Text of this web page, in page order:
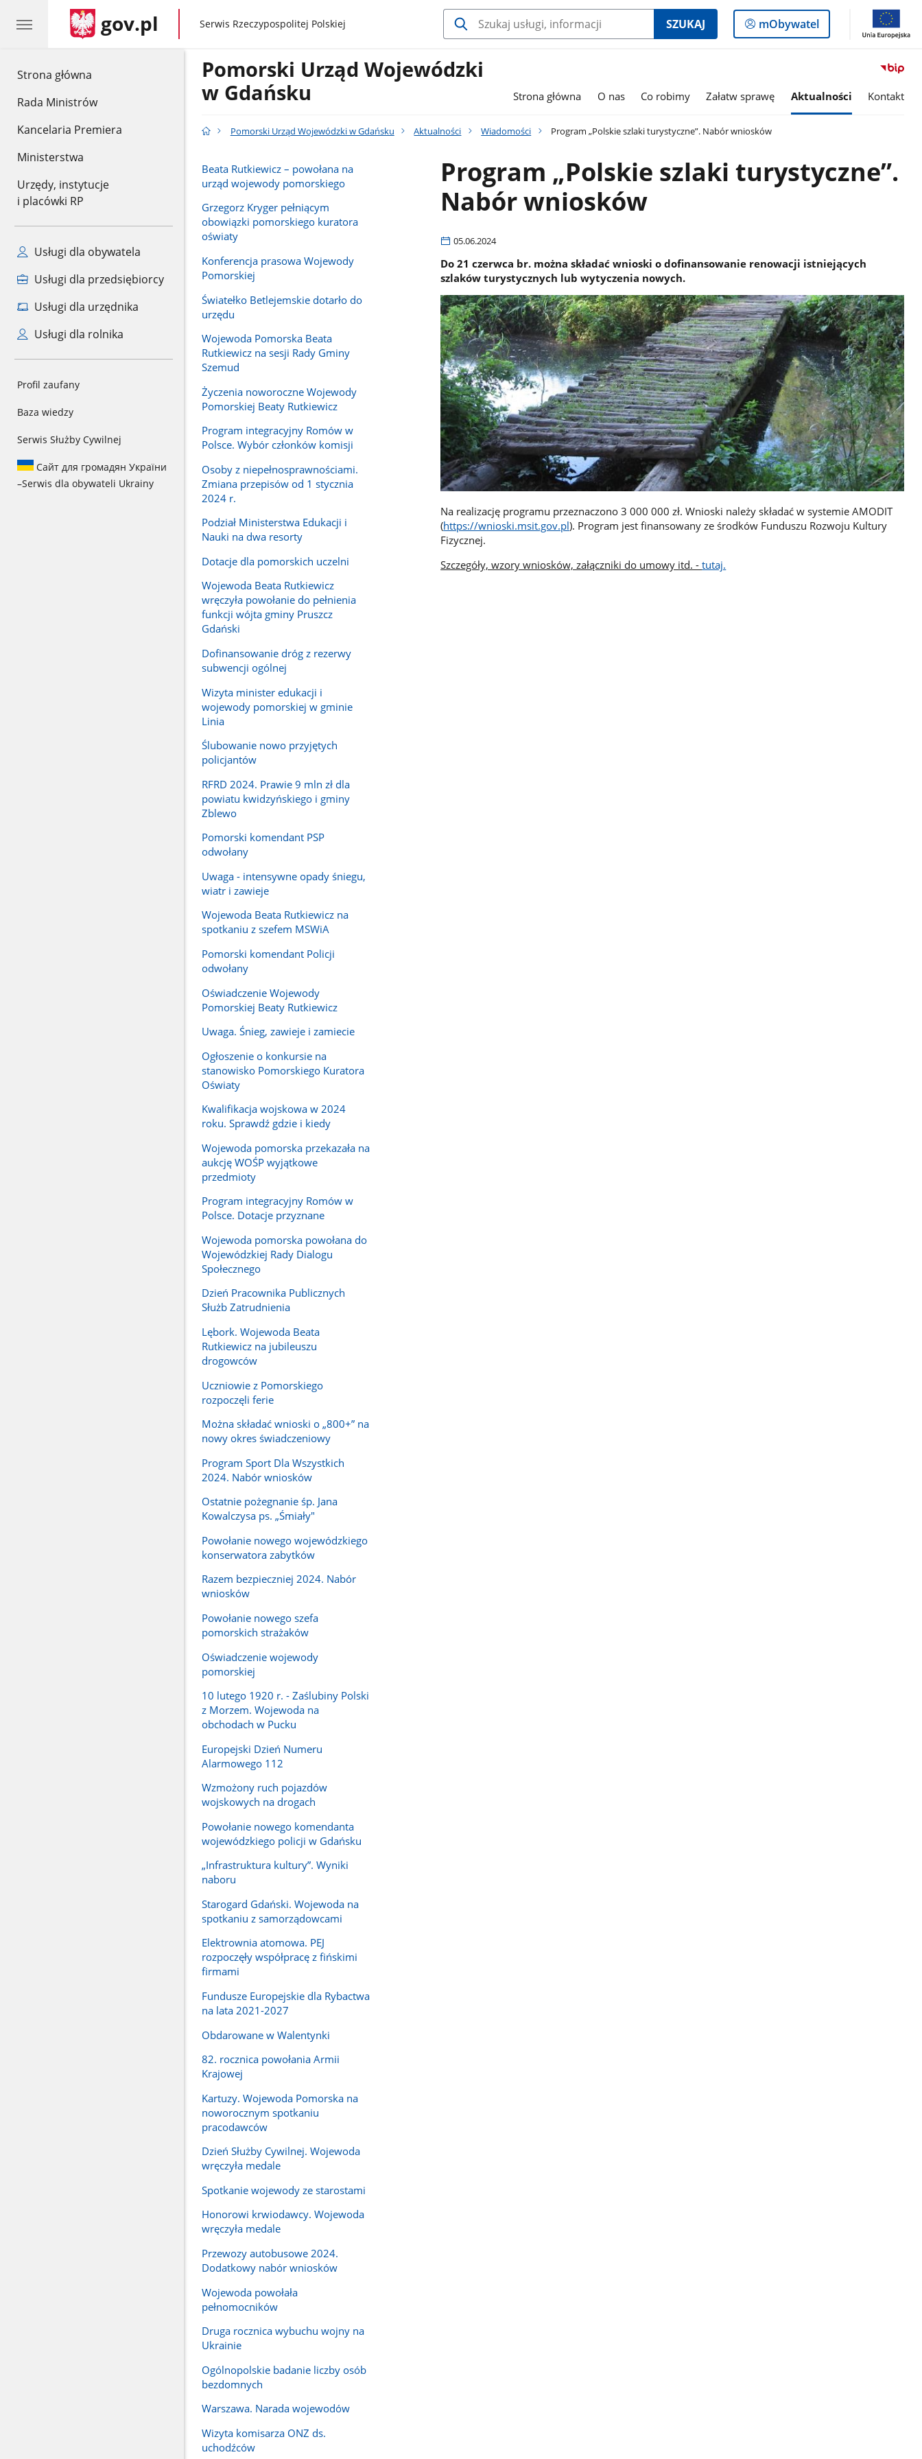
Strona główna
Rada Ministrów
Kancelaria Premiera
Ministerstwa
Urzędy, instytucje
i placówki RP
Usługi dla obywatela
Usługi dla przedsiębiorcy
Usługi dla urzędnika
Usługi dla rolnika
Profil zaufany
Baza wiedzy
Serwis Służby Cywilnej
Сайт для громадян України
–Serwis dla obywateli Ukrainy
gov.pl gov.pl
Serwis Rzeczypospolitej Polskiej SZUKAJ
Logowanie
do
mObywatel
Pomorski Urząd Wojewódzki
w Gdańsku
Strona główna O nas Co robimy Załatw sprawę Aktualności Kontakt
Pomorski Urząd Wojewódzki w Gdańsku Aktualności Wiadomości Program „Polskie szlaki turystyczne”. Nabór wniosków
Beata Rutkiewicz – powołana na
urząd wojewody pomorskiego
Grzegorz Kryger pełniącym
obowiązki pomorskiego kuratora
oświaty
Konferencja prasowa Wojewody
Pomorskiej
Światełko Betlejemskie dotarło do
urzędu
Wojewoda Pomorska Beata
Rutkiewicz na sesji Rady Gminy
Szemud
Życzenia noworoczne Wojewody
Pomorskiej Beaty Rutkiewicz
Program integracyjny Romów w
Polsce. Wybór członków komisji
Osoby z niepełnosprawnościami.
Zmiana przepisów od 1 stycznia
2024 r.
Podział Ministerstwa Edukacji i
Nauki na dwa resorty
Dotacje dla pomorskich uczelni
Wojewoda Beata Rutkiewicz
wręczyła powołanie do pełnienia
funkcji wójta gminy Pruszcz
Gdański
Dofinansowanie dróg z rezerwy
subwencji ogólnej
Wizyta minister edukacji i
wojewody pomorskiej w gminie
Linia
Ślubowanie nowo przyjętych
policjantów
RFRD 2024. Prawie 9 mln zł dla
powiatu kwidzyńskiego i gminy
Zblewo
Pomorski komendant PSP
odwołany
Uwaga - intensywne opady śniegu,
wiatr i zawieje
Wojewoda Beata Rutkiewicz na
spotkaniu z szefem MSWiA
Pomorski komendant Policji
odwołany
Oświadczenie Wojewody
Pomorskiej Beaty Rutkiewicz
Uwaga. Śnieg, zawieje i zamiecie
Ogłoszenie o konkursie na
stanowisko Pomorskiego Kuratora
Oświaty
Kwalifikacja wojskowa w 2024
roku. Sprawdź gdzie i kiedy
Wojewoda pomorska przekazała na
aukcję WOŚP wyjątkowe
przedmioty
Program integracyjny Romów w
Polsce. Dotacje przyznane
Wojewoda pomorska powołana do
Wojewódzkiej Rady Dialogu
Społecznego
Dzień Pracownika Publicznych
Służb Zatrudnienia
Lębork. Wojewoda Beata
Rutkiewicz na jubileuszu
drogowców
Uczniowie z Pomorskiego
rozpoczęli ferie
Można składać wnioski o „800+” na
nowy okres świadczeniowy
Program Sport Dla Wszystkich
2024. Nabór wniosków
Ostatnie pożegnanie śp. Jana
Kowalczysa ps. „Śmiały"
Powołanie nowego wojewódzkiego
konserwatora zabytków
Razem bezpieczniej 2024. Nabór
wniosków
Powołanie nowego szefa
pomorskich strażaków
Oświadczenie wojewody
pomorskiej
10 lutego 1920 r. - Zaślubiny Polski
z Morzem. Wojewoda na
obchodach w Pucku
Europejski Dzień Numeru
Alarmowego 112
Wzmożony ruch pojazdów
wojskowych na drogach
Powołanie nowego komendanta
wojewódzkiego policji w Gdańsku
„Infrastruktura kultury”. Wyniki
naboru
Starogard Gdański. Wojewoda na
spotkaniu z samorządowcami
Elektrownia atomowa. PEJ
rozpoczęły współpracę z fińskimi
firmami
Fundusze Europejskie dla Rybactwa
na lata 2021-2027
Obdarowane w Walentynki
82. rocznica powołania Armii
Krajowej
Kartuzy. Wojewoda Pomorska na
noworocznym spotkaniu
pracodawców
Dzień Służby Cywilnej. Wojewoda
wręczyła medale
Spotkanie wojewody ze starostami
Honorowi krwiodawcy. Wojewoda
wręczyła medale
Przewozy autobusowe 2024.
Dodatkowy nabór wniosków
Wojewoda powołała
pełnomocników
Druga rocznica wybuchu wojny na
Ukrainie
Ogólnopolskie badanie liczby osób
bezdomnych
Warszawa. Narada wojewodów
Wizyta komisarza ONZ ds.
uchodźców
Program „Polskie szlaki turystyczne”.
Nabór wniosków
05.06.2024
Do 21 czerwca br. można składać wnioski o dofinansowanie renowacji istniejących
szlaków turystycznych lub wytyczenia nowych.
Na realizację programu przeznaczono 3 000 000 zł. Wnioski należy składać w systemie AMODIT
(https://wnioski.msit.gov.pl). Program jest finansowany ze środków Funduszu Rozwoju Kultury
Fizycznej.
Szczegóły, wzory wniosków, załączniki do umowy itd. -tutaj.